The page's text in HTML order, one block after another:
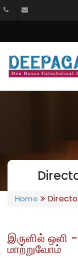
+91 9385201453
Home
இருளில் ஒளி
மாற்றுவோம்